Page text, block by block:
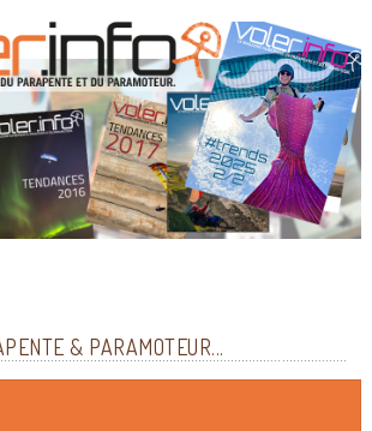
& PARAMOTEUR...